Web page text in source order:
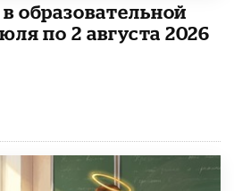
образовательной
по 2 августа 2026